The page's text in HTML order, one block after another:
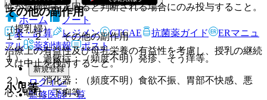
性が危険性を上回ると判断される場合にのみ投与すること。
（授乳婦）
治療上の有益性及び母乳栄養の有益性を考慮し、授乳の継続
又は中止を検討すること。
小児等
その他の副作用
１１．２． その他の副作用
１）． 過敏症：（頻度不明）発疹、そう痒等。
２）． 消化器：（頻度不明）食欲不振、胃部不快感、悪
心、嘔吐、下痢等。
ホーム
ノート
表・計算
レジメン CTCAE 抗菌薬ガイド
ERマニュ
アル
薬剤情報 ポスト
新規登録
ログイン
監修医師一覧